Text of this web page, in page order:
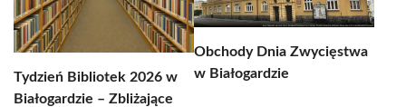
Tydzień Bibliotek 2026 w
Białogardzie – Zbliżające
Obchody Dnia Zwycięstwa
w Białogardzie